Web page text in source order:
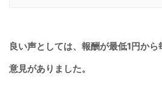
良い声としては、報酬が最低1円か
意見がありました。